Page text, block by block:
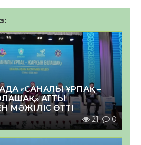
«САНАЛЫ ҰРПАҚ –
АТТЫ
МӘЖІЛІС ӨТТІ
21 0